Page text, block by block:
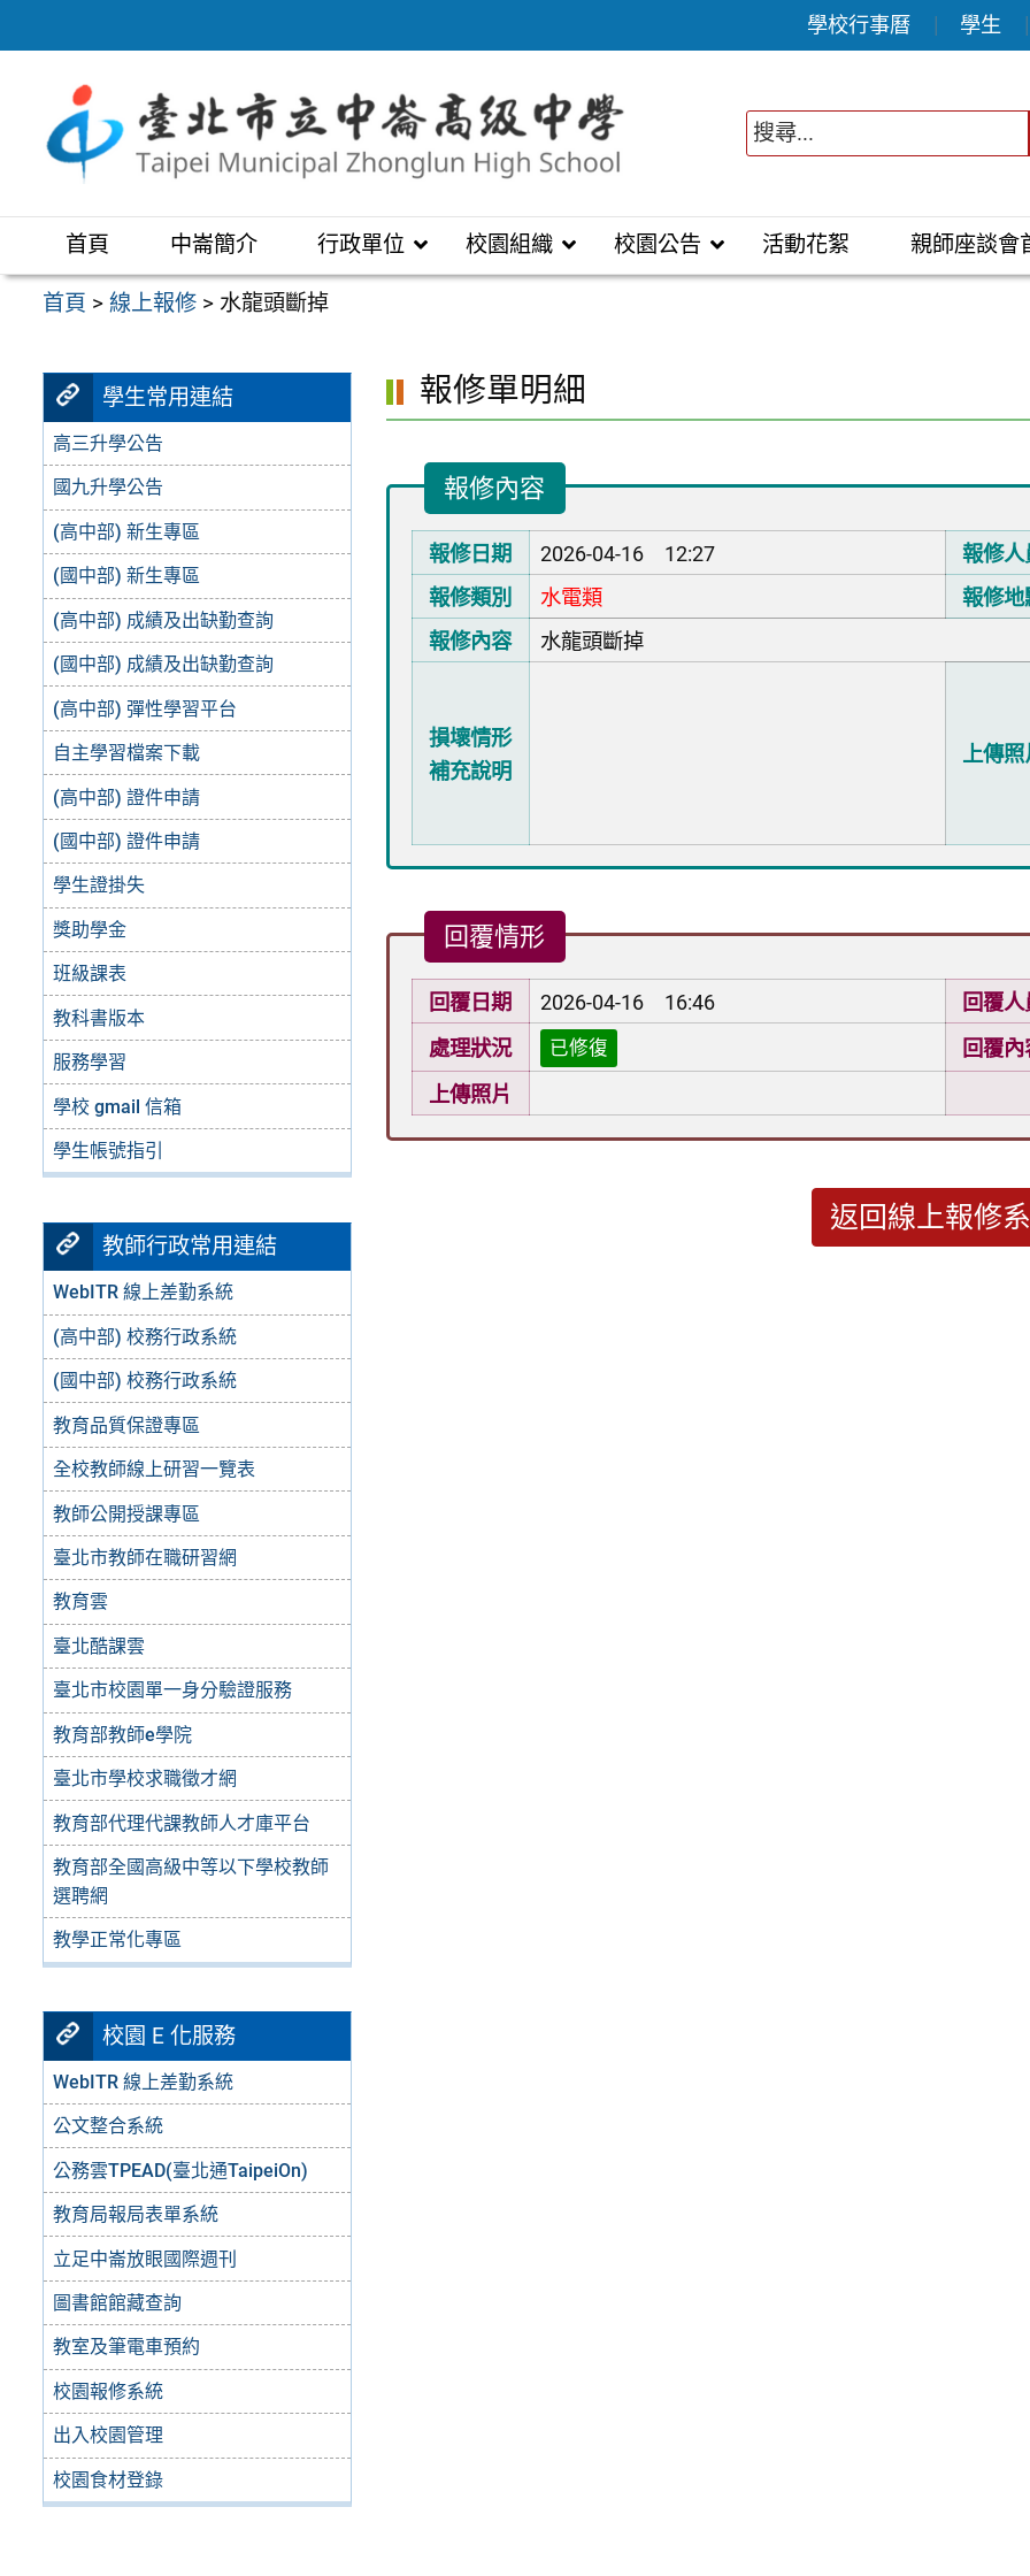
至
區
學校行事曆 學生
首頁 中崙簡介 行政單位 校園組織 校園公告 活動花絮 親師座談會
首頁 >線上報修 > 水龍頭斷掉
學生常用連結
高三升學公告
國九升學公告
(高中部) 新生專區
(國中部) 新生專區
(高中部) 成績及出缺勤查詢
(國中部) 成績及出缺勤查詢
(高中部) 彈性學習平台
自主學習檔案下載
(高中部) 證件申請
(國中部) 證件申請
學生證掛失
獎助學金
班級課表
教科書版本
服務學習
學校 gmail 信箱
學生帳號指引
教師行政常用連結
WebITR 線上差勤系統
(高中部) 校務行政系統
(國中部) 校務行政系統
教育品質保證專區
全校教師線上研習一覽表
教師公開授課專區
臺北市教師在職研習網
教育雲
臺北酷課雲
臺北市校園單一身分驗證服務
教育部教師e學院
臺北市學校求職徵才網
教育部代理代課教師人才庫平台
教育部全國高級中等以下學校教師
選聘網
教學正常化專區
校園 E 化服務
WebITR 線上差勤系統
公文整合系統
公務雲TPEAD(臺北通TaipeiOn)
教育局報局表單系統
立足中崙放眼國際週刊
圖書館館藏查詢
教室及筆電車預約
校園報修系統
出入校園管理
校園食材登錄
報修單明細
報修內容
報修日期 2026-04-16 12:27
報修人
報修類別
水電類
報修地
報修內容
水龍頭斷掉
損壞情形
補充說明
上傳照
回覆情形
回覆日期 2026-04-16 16:46
回覆人
處理狀況
已修復
回覆內
上傳照片
返回線上報修